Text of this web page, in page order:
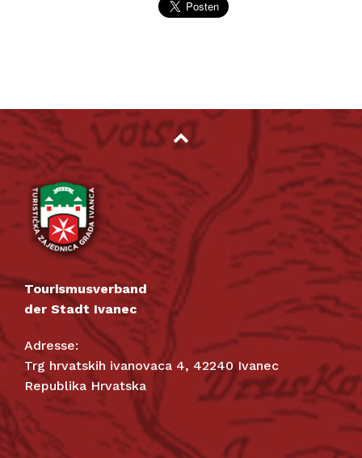
Tourismusverband
der Stadt Ivanec
Adresse:
Trg hrvatskih ivanovaca 4, 42240 Ivanec
Republika Hrvatska